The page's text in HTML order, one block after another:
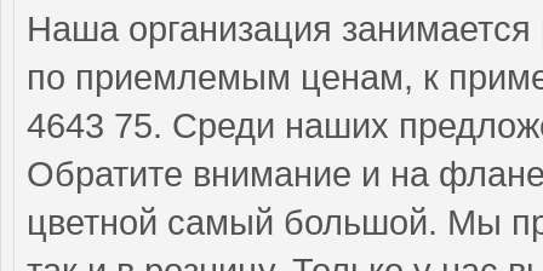
Наша организация
по приемлемым ценам, к
4643 75. Среди наших
Обратите внимание и на
цветной самый большой. Мы